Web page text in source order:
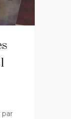
par